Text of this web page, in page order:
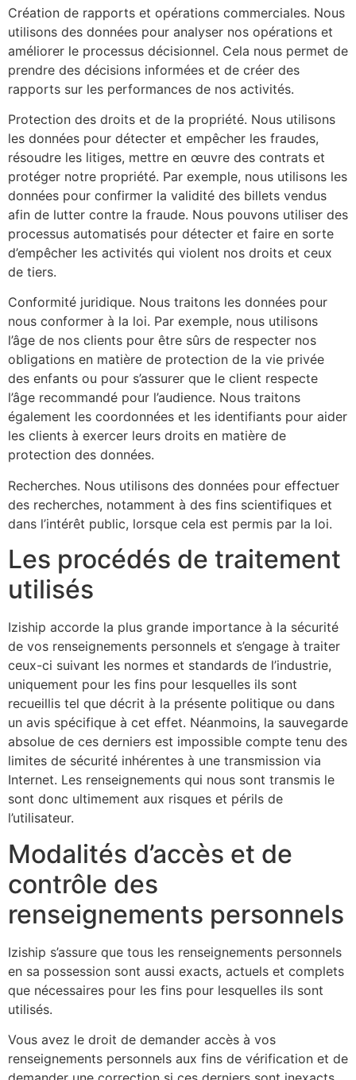
Création de rapports et opérations commerciales. Nous
utilisons des données pour analyser nos opérations et
améliorer le processus décisionnel. Cela nous permet de
prendre des décisions informées et de créer des
rapports sur les performances de nos activités.
Protection des droits et de la propriété. Nous utilisons
les données pour détecter et empêcher les fraudes,
résoudre les litiges, mettre en œuvre des contrats et
protéger notre propriété. Par exemple, nous utilisons les
données pour confirmer la validité des billets vendus
afin de lutter contre la fraude. Nous pouvons utiliser des
processus automatisés pour détecter et faire en sorte
d’empêcher les activités qui violent nos droits et ceux
de tiers.
Conformité juridique. Nous traitons les données pour
nous conformer à la loi. Par exemple, nous utilisons
l’âge de nos clients pour être sûrs de respecter nos
obligations en matière de protection de la vie privée
des enfants ou pour s’assurer que le client respecte
l’âge recommandé pour l’audience. Nous traitons
également les coordonnées et les identifiants pour aider
les clients à exercer leurs droits en matière de
protection des données.
Recherches. Nous utilisons des données pour effectuer
des recherches, notamment à des fins scientifiques et
dans l’intérêt public, lorsque cela est permis par la loi.
Les procédés de traitement
utilisés
Iziship accorde la plus grande importance à la sécurité
de vos renseignements personnels et s’engage à traiter
ceux-ci suivant les normes et standards de l’industrie,
uniquement pour les fins pour lesquelles ils sont
recueillis tel que décrit à la présente politique ou dans
un avis spécifique à cet effet. Néanmoins, la sauvegarde
absolue de ces derniers est impossible compte tenu des
limites de sécurité inhérentes à une transmission via
Internet. Les renseignements qui nous sont transmis le
sont donc ultimement aux risques et périls de
l’utilisateur.
Modalités d’accès et de
contrôle des
renseignements personnels
Iziship s’assure que tous les renseignements personnels
en sa possession sont aussi exacts, actuels et complets
que nécessaires pour les fins pour lesquelles ils sont
utilisés.
Vous avez le droit de demander accès à vos
renseignements personnels aux fins de vérification et de